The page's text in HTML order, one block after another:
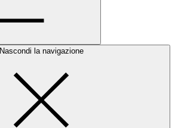
Nascondi la navigazione